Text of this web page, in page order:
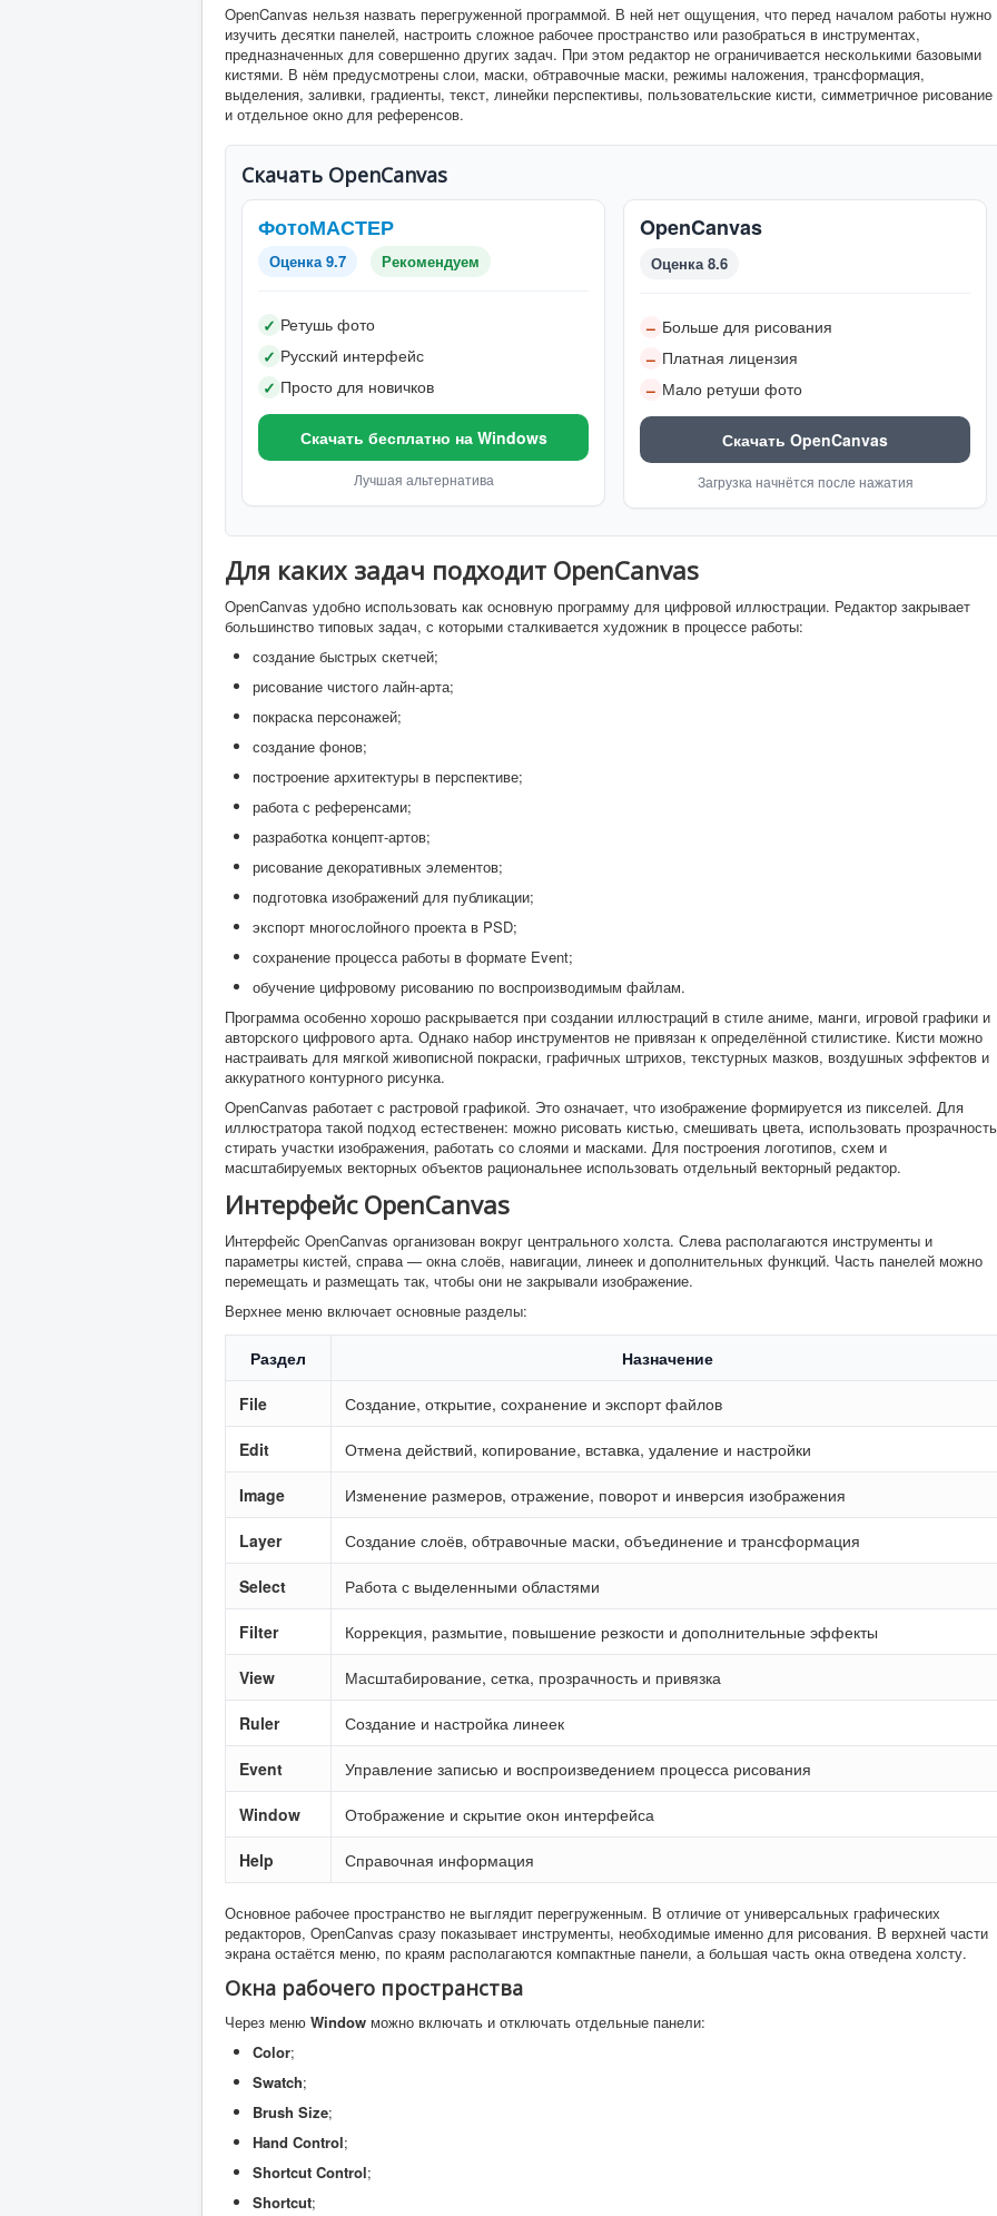
OpenCanvas нельзя назвать перегруженной программой. В ней нет ощущения, что перед началом работы нужно
изучить десятки панелей, настроить сложное рабочее пространство или разобраться в инструментах,
предназначенных для совершенно других задач. При этом редактор не ограничивается несколькими базовыми
кистями. В нём предусмотрены слои, маски, обтравочные маски, режимы наложения, трансформация,
выделения, заливки, градиенты, текст, линейки перспективы, пользовательские кисти, симметричное рисование
и отдельное окно для референсов.
Скачать OpenCanvas
ФотоМАСТЕР
Оценка 9.7 Рекомендуем
✓ Ретушь фото
✓ Русский интерфейс
✓ Просто для новичков
Скачать бесплатно на Windows
Лучшая альтернатива
OpenCanvas
Оценка 8.6
– Больше для рисования
– Платная лицензия
– Мало ретуши фото
Скачать OpenCanvas
Загрузка начнётся после нажатия
Для каких задач подходит OpenCanvas
OpenCanvas удобно использовать как основную программу для цифровой иллюстрации. Редактор закрывает
большинство типовых задач, с которыми сталкивается художник в процессе работы:
создание быстрых скетчей;
рисование чистого лайн-арта;
покраска персонажей;
создание фонов;
построение архитектуры в перспективе;
работа с референсами;
разработка концепт-артов;
рисование декоративных элементов;
подготовка изображений для публикации;
экспорт многослойного проекта в PSD;
сохранение процесса работы в формате Event;
обучение цифровому рисованию по воспроизводимым файлам.
Программа особенно хорошо раскрывается при создании иллюстраций в стиле аниме, манги, игровой графики и
авторского цифрового арта. Однако набор инструментов не привязан к определённой стилистике. Кисти можно
настраивать для мягкой живописной покраски, графичных штрихов, текстурных мазков, воздушных эффектов и
аккуратного контурного рисунка.
OpenCanvas работает с растровой графикой. Это означает, что изображение формируется из пикселей. Для
иллюстратора такой подход естественен: можно рисовать кистью, смешивать цвета, использовать
стирать участки изображения, работать со слоями и масками. Для построения логотипов, схем и
масштабируемых векторных объектов рациональнее использовать отдельный векторный редактор.
Интерфейс OpenCanvas
Интерфейс OpenCanvas организован вокруг центрального холста. Слева располагаются инструменты и
параметры кистей, справа — окна слоёв, навигации, линеек и дополнительных функций. Часть панелей можно
перемещать и размещать так, чтобы они не закрывали изображение.
Верхнее меню включает основные разделы:
Раздел Назначение
File Создание, открытие, сохранение и экспорт файлов
Edit Отмена действий, копирование, вставка, удаление и настройки
Image Изменение размеров, отражение, поворот и инверсия изображения
Layer Создание слоёв, обтравочные маски, объединение и трансформация
Select Работа с выделенными областями
Filter Коррекция, размытие, повышение резкости и дополнительные эффекты
View Масштабирование, сетка, прозрачность и привязка
Ruler Создание и настройка линеек
Event Управление записью и воспроизведением процесса рисования
Window Отображение и скрытие окон интерфейса
Help Справочная информация
Основное рабочее пространство не выглядит перегруженным. В отличие от универсальных графических
редакторов, OpenCanvas сразу показывает инструменты, необходимые именно для рисования. В верхней части
экрана остаётся меню, по краям располагаются компактные панели, а большая часть окна отведена холсту.
Окна рабочего пространства
Через меню Window можно включать и отключать отдельные панели:
Color;
Swatch;
Brush Size;
Hand Control;
Shortcut Control;
Shortcut;